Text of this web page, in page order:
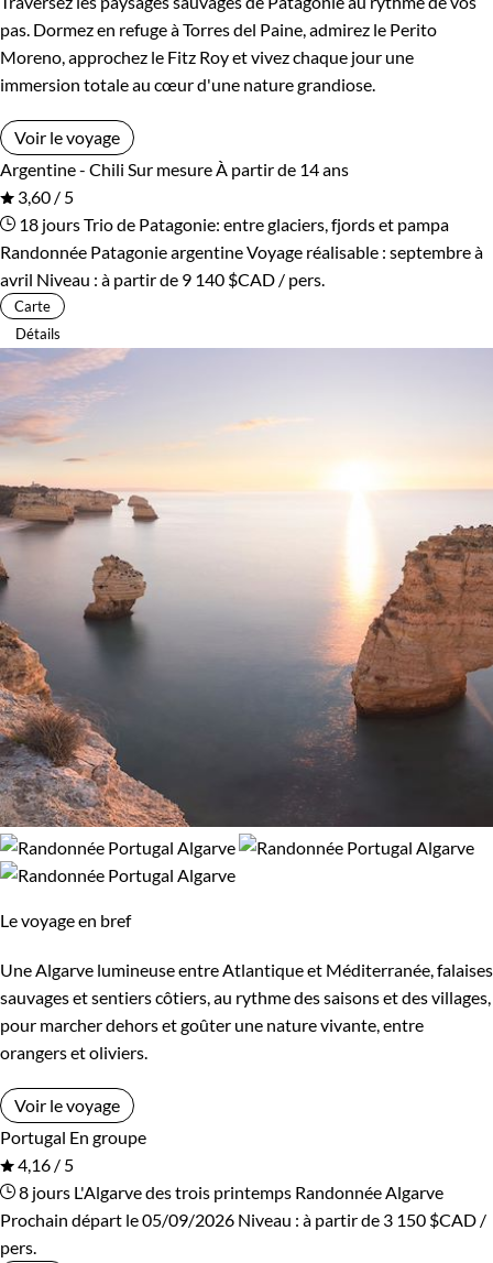
pas. Dormez en refuge à Torres del Paine, admirez le Perito
Moreno, approchez le Fitz Roy et vivez chaque jour une
immersion totale au cœur d'une nature grandiose.
Voir le voyage
Argentine - Chili Sur mesure À partir de 14 ans
3,60 / 5
18 joursTrio de Patagonie: entre glaciers, fjords et pampa
Randonnée Patagonie argentineVoyage réalisable : septembre à
avril Niveau : à partir de 9 140 $CAD / pers.
Carte
Détails
Le voyage en bref
Une Algarve lumineuse entre Atlantique et Méditerranée, falaises
sauvages et sentiers côtiers, au rythme des saisons et des villages,
pour marcher dehors et goûter une nature vivante, entre
orangers et oliviers.
Voir le voyage
Portugal En groupe
4,16 / 5
8 jours L'Algarve des trois printemps Randonnée Algarve
Prochain départ le 05/09/2026 Niveau : à partir de 3 150 $CAD /
pers.